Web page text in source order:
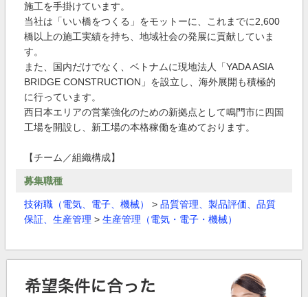
施工を手掛けています。
当社は「いい橋をつくる」をモットーに、これまでに2,600
橋以上の施工実績を持ち、地域社会の発展に貢献していま
す。
また、国内だけでなく、ベトナムに現地法人「YADA ASIA
BRIDGE CONSTRUCTION」を設立し、海外展開も積極的
に行っています。
西日本エリアの営業強化のための新拠点として鳴門市に四国
工場を開設し、新工場の本格稼働を進めております。
【チーム／組織構成】
募集職種
技術職（電気、電子、機械） > 品質管理、製品評価、品質
保証、生産管理 > 生産管理（電気・電子・機械）